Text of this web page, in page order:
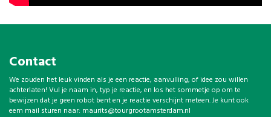
Contact
We zouden het leuk vinden als je een reactie, aanvulling, of idee zou willen
achterlaten! Vul je naam in, typ je reactie, en los het sommetje op om te
bewijzen dat je geen robot bent en je reactie verschijnt meteen. Je kunt ook
eem mail sturen naar: maurits@tourgrootamsterdam.nl